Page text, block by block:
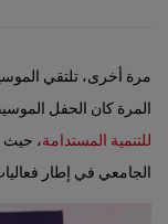
مرة أخرى، تلتقي
المرة كان الحفل
للتنمية المستدامة، حيث
الجامعي في إطار